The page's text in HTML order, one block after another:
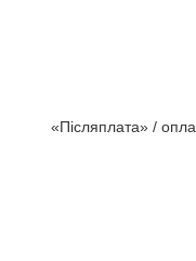
«Післяплата» /